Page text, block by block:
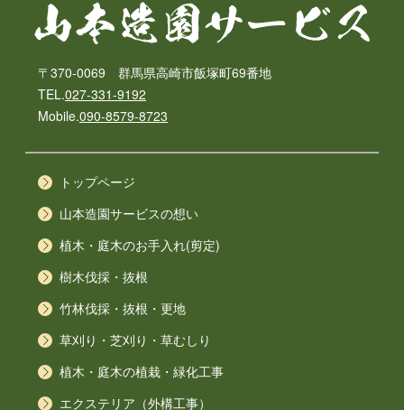
〒370-0069 群馬県高崎市飯塚町69番地
TEL.027-331-9192
Mobile.090-8579-8723
トップページ
山本造園サービスの想い
植木・庭木のお手入れ(剪定)
樹木伐採・抜根
竹林伐採・抜根・更地
草刈り・芝刈り・草むしり
植木・庭木の植栽・緑化工事
エクステリア（外構工事）